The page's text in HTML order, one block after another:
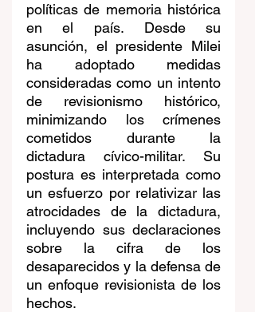
políticas de memoria histórica
en el país. Desde su
asunción, el presidente Milei
ha adoptado medidas
consideradas como un intento
de revisionismo histórico,
minimizando los crímenes
cometidos durante la
dictadura cívico-militar. Su
postura es interpretada como
un esfuerzo por relativizar las
atrocidades de la dictadura,
incluyendo sus declaraciones
sobre la cifra de los
desaparecidos y la defensa de
un enfoque revisionista de los
hechos.